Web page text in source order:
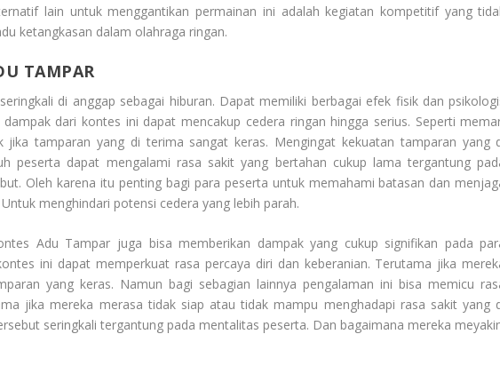
lain untuk menggantikan permainan ini adalah kegiatan kompetitif yang
ketangkasan dalam olahraga ringan.
TAMPAR
di anggap sebagai hiburan. Dapat memiliki berbagai efek fisik dan
dari kontes ini dapat mencakup cedera ringan hingga serius. Seperti
jika tamparan yang di terima sangat keras. Mengingat kekuatan tamparan yang
peserta dapat mengalami rasa sakit yang bertahan cukup lama tergantung
Oleh karena itu penting bagi para peserta untuk memahami batasan dan
menghindari potensi cedera yang lebih parah.
Adu Tampar juga bisa memberikan dampak yang cukup signifikan pada
ini dapat memperkuat rasa percaya diri dan keberanian. Terutama jika
yang keras. Namun bagi sebagian lainnya pengalaman ini bisa memicu
jika mereka merasa tidak siap atau tidak mampu menghadapi rasa sakit yang
seringkali tergantung pada mentalitas peserta. Dan bagaimana mereka